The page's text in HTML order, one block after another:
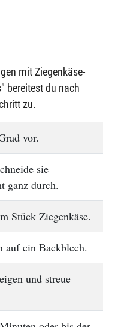
mit Ziegenkäse-
bereitest du nach
zu.
vor.
sie
ganz durch.
Stück Ziegenkäse.
auf ein Backblech.
und streue